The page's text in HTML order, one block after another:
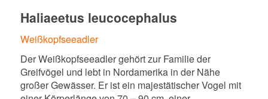
Haliaeetus leucocephalus
Weißkopfseeadler
Der Weißkopfseeadler gehört zur Familie der
Greifvögel und lebt in Nordamerika in der Nähe
großer Gewässer. Er ist ein majestätischer Vogel mit